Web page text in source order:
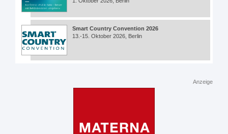
Smart Country Convention 2026
13.-15. Oktober 2026, Berlin
Anzeige